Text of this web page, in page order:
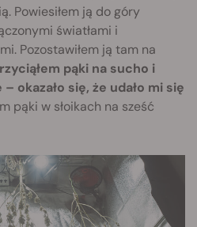
Powiesiłem ją do góry
światłami i
Pozostawiłem ją tam na
pąki na sucho i
okazało się, że udało mi się
pąki w słoikach na sześć